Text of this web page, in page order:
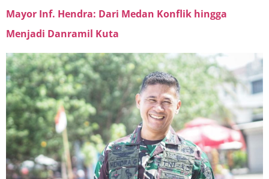
Mayor Inf. Hendra: Dari Medan Konflik hingga
Menjadi Danramil Kuta